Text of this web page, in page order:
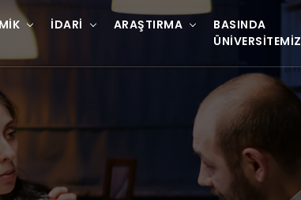
İDARI ARAŞTIRMA
BASINDA
ÜNIVERSITEMIZ